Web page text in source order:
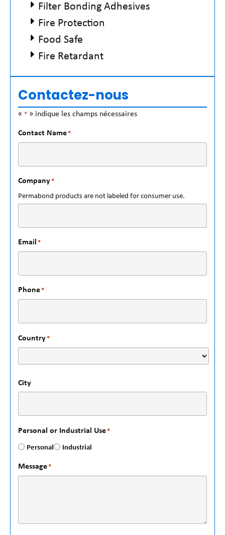
Filter Bonding Adhesives
Fire Protection
Food Safe
Fire Retardant
Contactez-nous
« * » indique les champs nécessaires
Contact Name*
Company*
Permabond products are not labeled for consumer use.
Email *
Phone*
Country*
City
Personal or Industrial Use*
Personal Industrial
Message*